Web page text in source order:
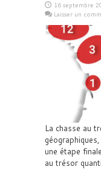
16 septembre
Laisser un
La chasse au
une étape
au trésor